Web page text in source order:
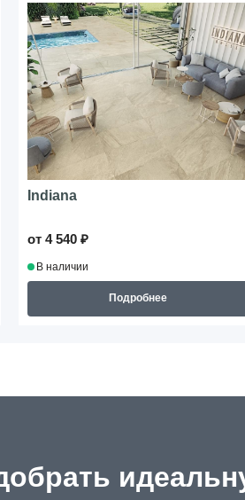
Indiana
от 4 540 ₽
В наличии
Подробнее